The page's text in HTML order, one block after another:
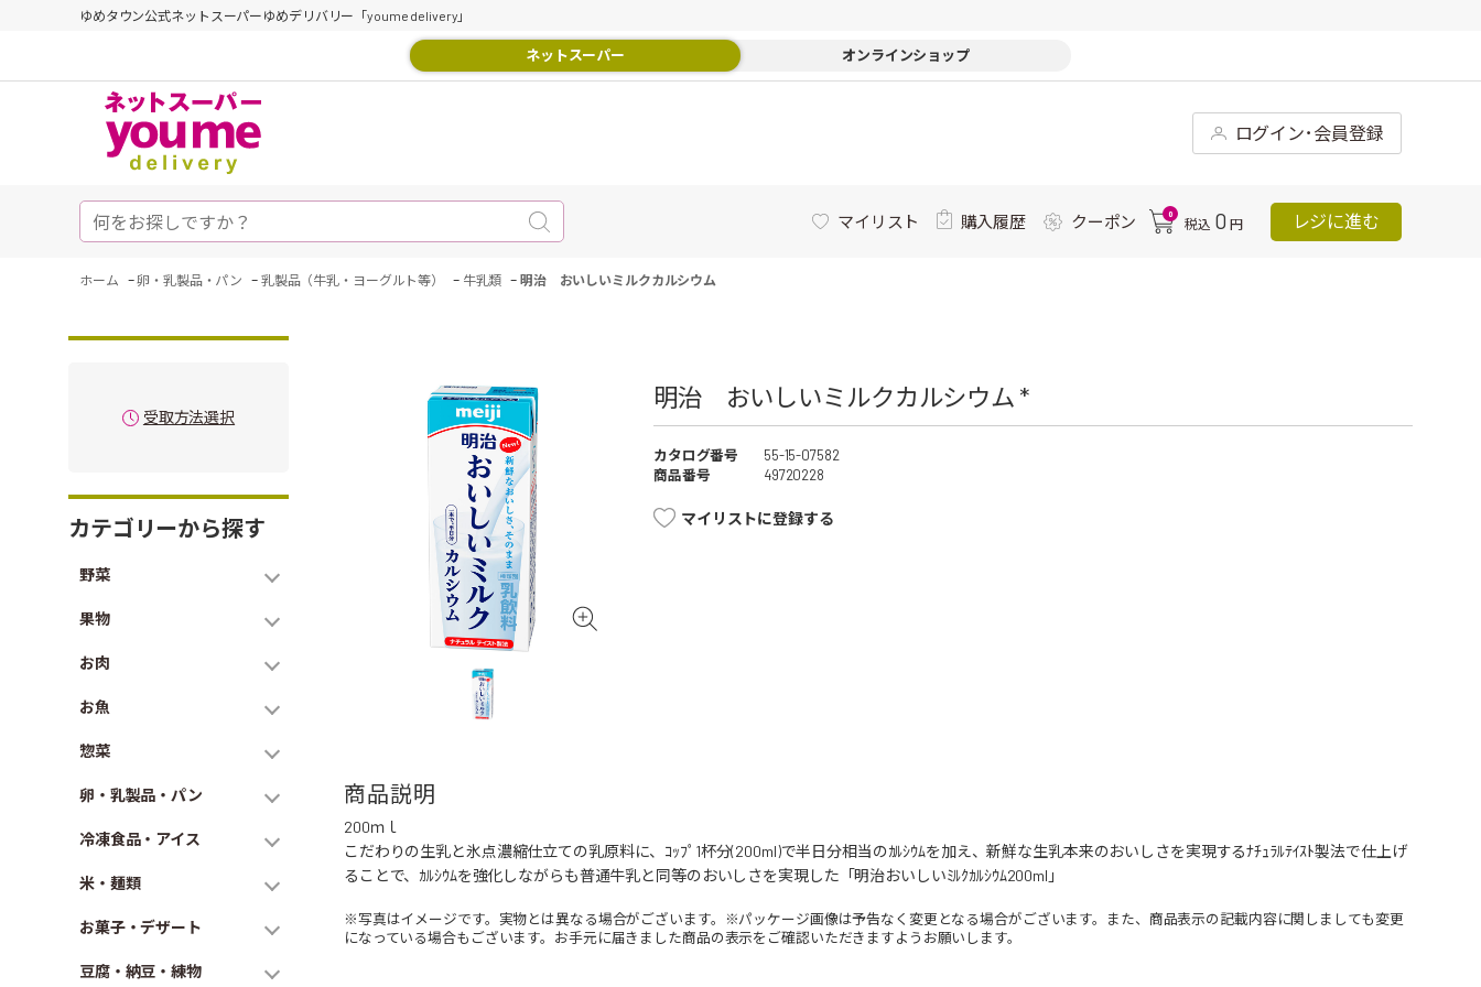
ゆめタウン公式ネットスーパーゆめデリバリー「youme delivery」
ネットスーパー オンラインショップ
ログイン･会員登録
マイリスト 購入履歴 クーポン 0
税込 0 円 レジに進む
ホーム -卵・乳製品・パン - 乳製品（牛乳・ヨーグルト等） - 牛乳類 - 明治 おいしいミルクカルシウム
受取方法選択
カテゴリーから探す
野菜
果物
お肉
お魚
惣菜
卵・乳製品・パン
冷凍食品・アイス
米・麺類
お菓子・デザート
豆腐・納豆・練物
明治 おいしいミルクカルシウム *
カタログ番号
55-15-07582
商品番号
49720228
マイリストに登録する
商品説明
200ｍｌ
こだわりの生乳と氷点濃縮仕立ての乳原料に、ｺｯﾌﾟ1杯分(200ml)で半日分相当のｶﾙｼｳﾑを加え、新鮮な生乳本来のおいしさを実現するﾅﾁｭﾗﾙﾃｲｽﾄ製法で仕上げ
ることで、ｶﾙｼｳﾑを強化しながらも普通牛乳と同等のおいしさを実現した「明治おいしいﾐﾙｸｶﾙｼｳﾑ200ml」
※写真はイメージです。実物とは異なる場合がございます。※パッケージ画像は予告なく変更となる場合がございます。また、商品表示の記載内容に関しましても変更
になっている場合もございます。お手元に届きました商品の表示をご確認いただきますようお願いします。